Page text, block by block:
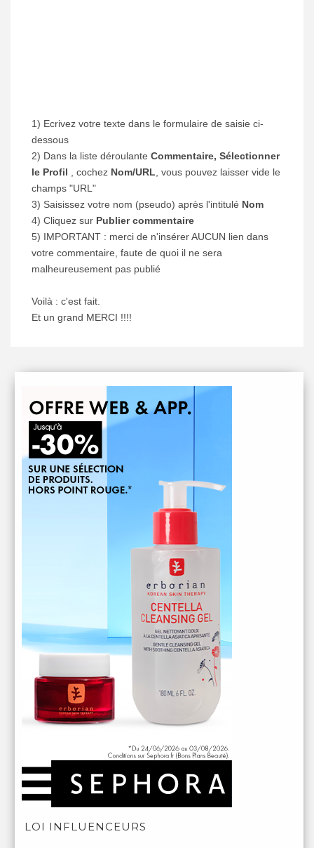
1) Ecrivez votre texte dans le formulaire de saisie ci-
dessous
2) Dans la liste déroulante Commentaire, Sélectionner
le Profil
, cochez Nom/URL , vous pouvez laisser vide le
champs "URL"
3) Saisissez votre nom (pseudo) après l'intitulé Nom
4) Cliquez sur Publier commentaire
5) IMPORTANT : merci de n'insérer AUCUN lien dans
votre commentaire, faute de quoi il ne sera
malheureusement pas publié
Voilà : c'est fait.
Et un grand MERCI !!!!
LOI INFLUENCEURS